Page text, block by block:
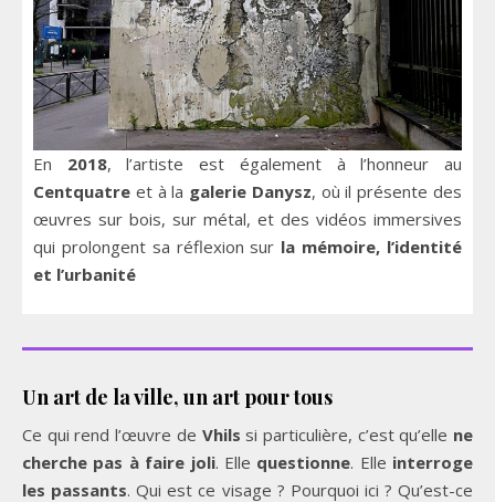
En 2018, l’artiste est également à l’honneur au
Centquatre et à la galerie Danysz, où il présente des
œuvres sur bois, sur métal, et des vidéos immersives
qui prolongent sa réflexion sur la mémoire, l’identité
et l’urbanité
Un art de la ville, un art pour tous
Ce qui rend l’œuvre de Vhils si particulière, c’est qu’elle ne
cherche pas à faire joli. Elle questionne. Elle interroge
les passants. Qui est ce visage ? Pourquoi ici ? Qu’est-ce